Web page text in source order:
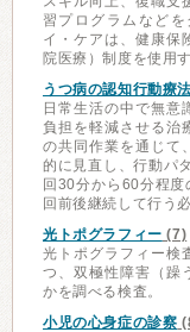
習プログラムなど
イ・ケアは、健康保
院医療）制度を使用
うつ病の認知行動療法
日常生活の中で無意
負担を軽減させる治
の共同作業を通じて
的に見直し、行動パ
回30分から60分程
回前後継続して行う
光トポグラフィー (7)
光トポグラフィー検
つ、双極性障害（躁
かを調べる検査。
小児の心身症の診察